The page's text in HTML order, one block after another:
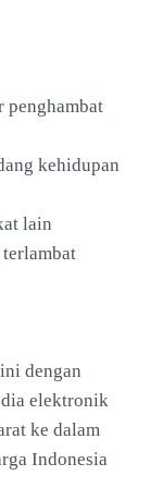
penghambat
kehidupan
lain
dengan
elektronik
ke dalam
Indonesia